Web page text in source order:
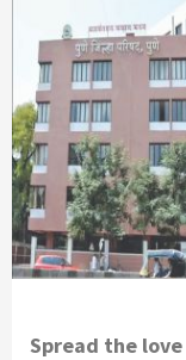
Spread the love